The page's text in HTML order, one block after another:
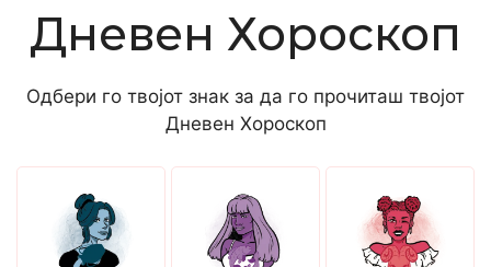
Дневен Хороскоп
Одбери го твојот знак за да го прочиташ твојот
Дневен Хороскоп